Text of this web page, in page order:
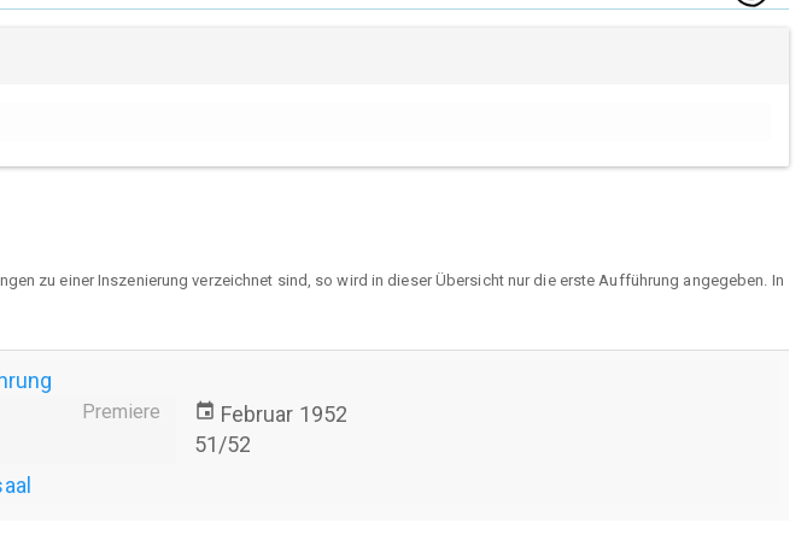
zu einer Inszenierung verzeichnet sind, so wird in dieser Übersicht nur die erste Aufführung angegeben. In
Premiere event Februar 1952
51/52